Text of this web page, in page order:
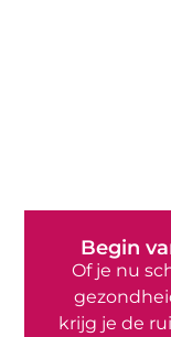
Begin
Of je nu
krijg je de